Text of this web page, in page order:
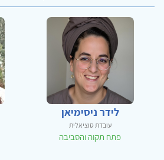
לידר ניסימיאן
עובדת סוציאלית
פתח תקוה והסביבה